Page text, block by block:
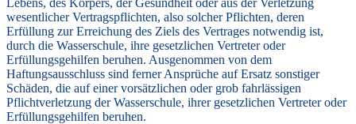
Lebens, des Körpers, der Gesundheit oder aus der Verletzung
wesentlicher Vertragspflichten, also solcher Pflichten, deren
Erfüllung zur Erreichung des Ziels des Vertrages notwendig ist,
durch die Wasserschule, ihre gesetzlichen Vertreter oder
Erfüllungsgehilfen beruhen. Ausgenommen von dem
Haftungsausschluss sind ferner Ansprüche auf Ersatz sonstiger
Schäden, die auf einer vorsätzlichen oder grob fahrlässigen
Pflichtverletzung der Wasserschule, ihrer gesetzlichen Vertreter oder
Erfüllungsgehilfen beruhen.